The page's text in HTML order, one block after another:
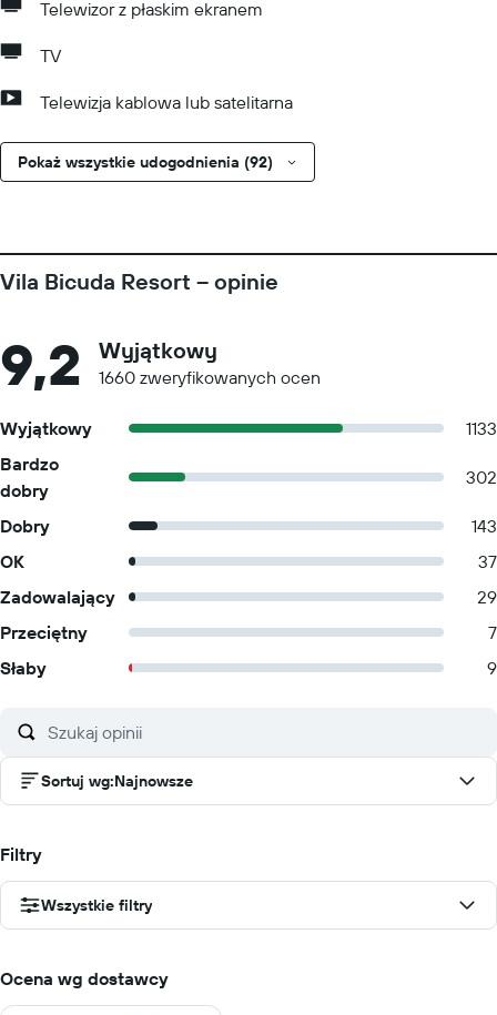
Telewizor z płaskim ekranem
TV
Telewizja kablowa lub satelitarna
Pokaż wszystkie udogodnienia (92)
Vila Bicuda Resort – opinie
9,2 Wyjątkowy
1660 zweryfikowanych ocen
Wyjątkowy
1133
Bardzo
dobry
302
Dobry
143
OK
37
Zadowalający
29
Przeciętny
7
Słaby
9
Sortuj wg:Najnowsze
Filtry
Wszystkie filtry
Ocena wg dostawcy